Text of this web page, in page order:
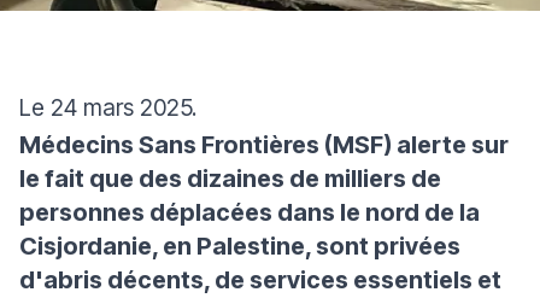
Le 24 mars 2025.
Médecins Sans Frontières (MSF) alerte sur
le fait que des dizaines de milliers de
personnes déplacées dans le nord de la
Cisjordanie, en Palestine, sont privées
d'abris décents, de services essentiels et